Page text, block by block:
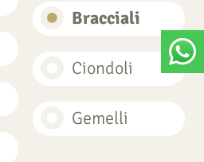
Bracciali
Ciondoli
Gemelli